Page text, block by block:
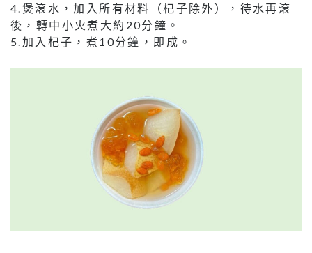
4.煲滾水，加入所有材料（杞子除外），待水再滾
後，轉中小火煮大約20分鐘。
5.加入杞子，煮10分鐘，即成。